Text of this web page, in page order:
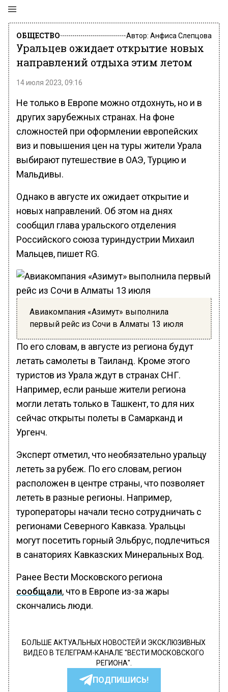
ОБЩЕСТВО Автор: Анфиса Слепцова
Уральцев ожидает открытие новых
направлений отдыха этим летом
14 июля 2023, 09:16
Не только в Европе можно отдохнуть, но и в
других зарубежных странах. На фоне
сложностей при оформлении европейских
виз и повышения цен на туры жители Урала
выбирают путешествие в ОАЭ, Турцию и
Мальдивы.
Однако в августе их ожидает открытие и
новых направлений. Об этом на днях
сообщил глава уральского отделения
Российского союза туриндустрии Михаил
Мальцев, пишет RG.
Авиакомпания «Азимут» выполнила
первый рейс из Сочи в Алматы 13 июля
По его словам, в августе из региона будут
летать самолеты в Таиланд. Кроме этого
туристов из Урала ждут в странах СНГ.
Например, если раньше жители региона
могли летать только в Ташкент, то для них
сейчас открыты полеты в Самарканд и
Ургенч.
Эксперт отметил, что необязательно уральцу
лететь за рубеж. По его словам, регион
расположен в центре страны, что позволяет
лететь в разные регионы. Например,
туроператоры начали тесно сотрудничать с
регионами Северного Кавказа. Уральцы
могут посетить горный Эльбрус, подлечиться
в санаториях Кавказских Минеральных Вод.
Ранее Вести Московского региона
сообщали, что в Европе из-за жары
скончались люди.
БОЛЬШЕ АКТУАЛЬНЫХ НОВОСТЕЙ И ЭКСКЛЮЗИВНЫХ
ВИДЕО В ТЕЛЕГРАМ-КАНАЛЕ "ВЕСТИ МОСКОВСКОГО
РЕГИОНА".
ПОДПИШИСЬ!